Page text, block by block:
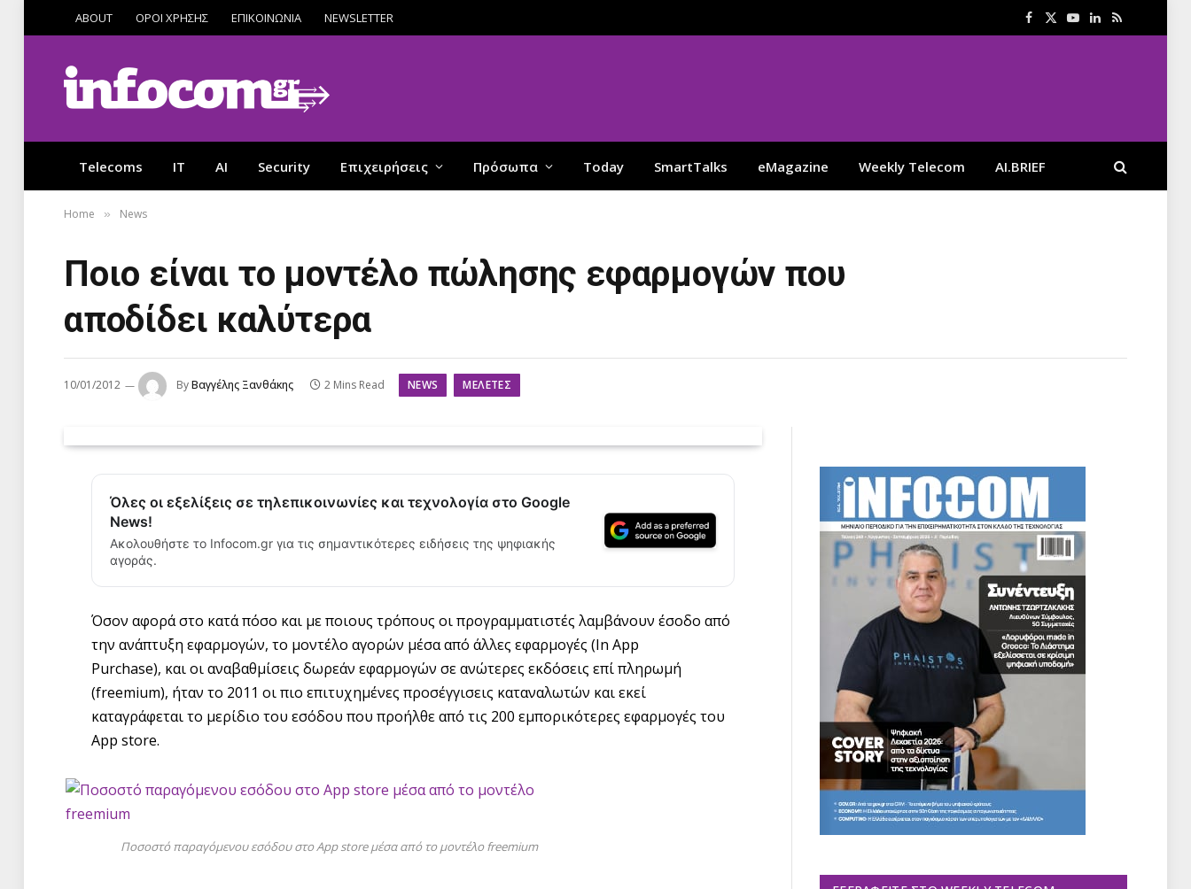
ABOUT ΟΡΟΙ ΧΡΗΣΗΣ ΕΠΙΚΟΙΝΩΝΙΑ NEWSLETTER Facebook
X
YouTube
LinkedIn
RSS
Telecoms IT AI Security Επιχειρήσεις Πρόσωπα Today SmartTalks eMagazine Weekly Telecom AI.BRIEF
Home » News
Ποιο είναι το μοντέλο πώλησης εφαρμογών που
αποδίδει καλύτερα
10/01/2012 ByΒαγγέλης Ξανθάκης 2 Mins Read NEWS ΜΕΛΈΤΕΣ
Όλες οι εξελίξεις σε τηλεπικοινωνίες και τεχνολογία στο Google
News!
Ακολουθήστε το Infocom.gr για τις σημαντικότερες ειδήσεις της ψηφιακής
αγοράς.
Όσον αφορά στο κατά πόσο και με ποιους τρόπους οι προγραμματιστές λαμβάνουν έσοδο από
την ανάπτυξη εφαρμογών, το μοντέλο αγορών μέσα από άλλες εφαρμογές (In App
Purchase), και οι αναβαθμίσεις δωρεάν εφαρμογών σε ανώτερες εκδόσεις επί πληρωμή
(freemium), ήταν το 2011 οι πιο επιτυχημένες προσέγγισεις καταναλωτών και εκεί
καταγράφεται το μερίδιο του εσόδου που προήλθε από τις 200 εμπορικότερες εφαρμογές του
App store.
Ποσοστό παραγόμενου εσόδου στο App store μέσα από το μοντέλο freemium